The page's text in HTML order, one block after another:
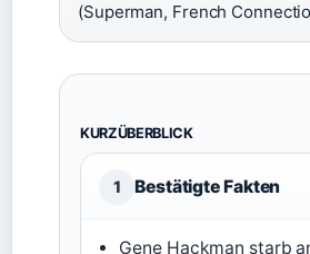
(Superman, French
KURZÜBERBLICK
1 Bestätigte Fakten
Gene Hackman starb